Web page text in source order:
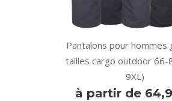
Pantalons pour hommes
tailles cargo outdoor 66-
9XL)
à partir de